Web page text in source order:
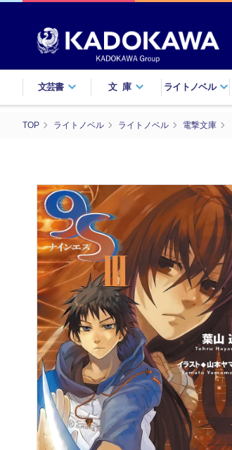
文芸書 文庫 ライトノベル
TOP ライトノベル ライトノベル 電撃文庫